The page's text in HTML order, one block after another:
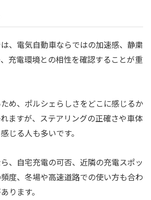
、電気自動車ならではの加速感、静粛
充電環境との相性を確認することが重
め、ポルシェらしさをどこに感じるか
ますが、ステアリングの正確さや車体
じる人も多いです。
、自宅充電の可否、近隣の充電スポッ
度、冬場や高速道路での使い方も合わ
ります。